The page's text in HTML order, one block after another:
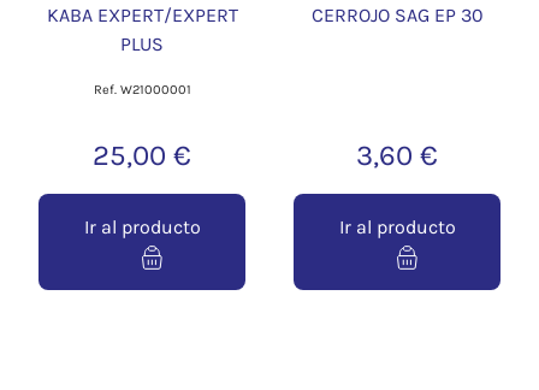
KABA EXPERT/EXPERT
PLUS
Ref. W21000001
25,00 €
Ir al producto
CERROJO SAG EP 30
3,60 €
Ir al producto